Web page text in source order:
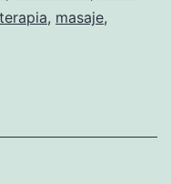
aromaterapia
, masaje,